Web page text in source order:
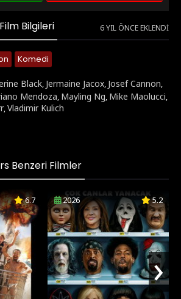
Bilgileri 6 YIL ÖNCE EKLENDI
Komedi
Black, Jermaine Jacox, Josef Cannon,
Mendoza, Mayling Ng, Mike Maolucci,
,Vladimir Kulich
Benzeri Filmler
6.7 2026 5.2
›